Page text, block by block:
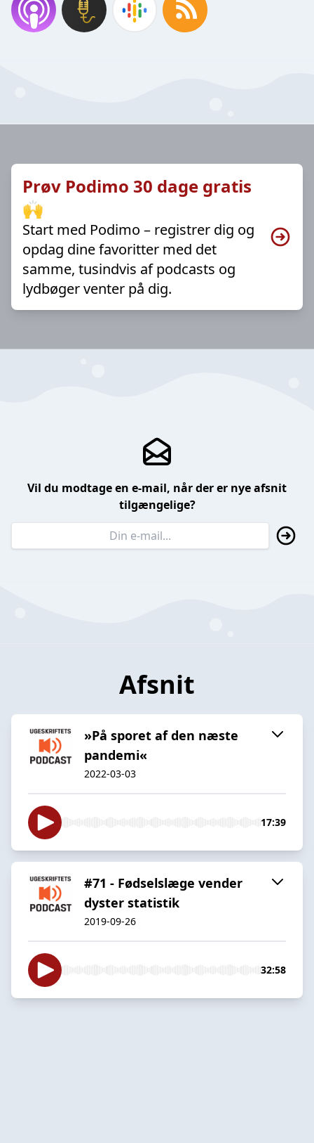
Prøv Podimo 30 dage gratis
🙌
Start med Podimo – registrer dig og
opdag dine favoritter med det
samme, tusindvis af podcasts og
lydbøger venter på dig.
Vil du modtage en e-mail, når der er nye afsnit
tilgængelige?
Afsnit
»På sporet af den næste
pandemi«
2022-03-03
17:39
#71 - Fødselslæge vender
dyster statistik
2019-09-26
32:58